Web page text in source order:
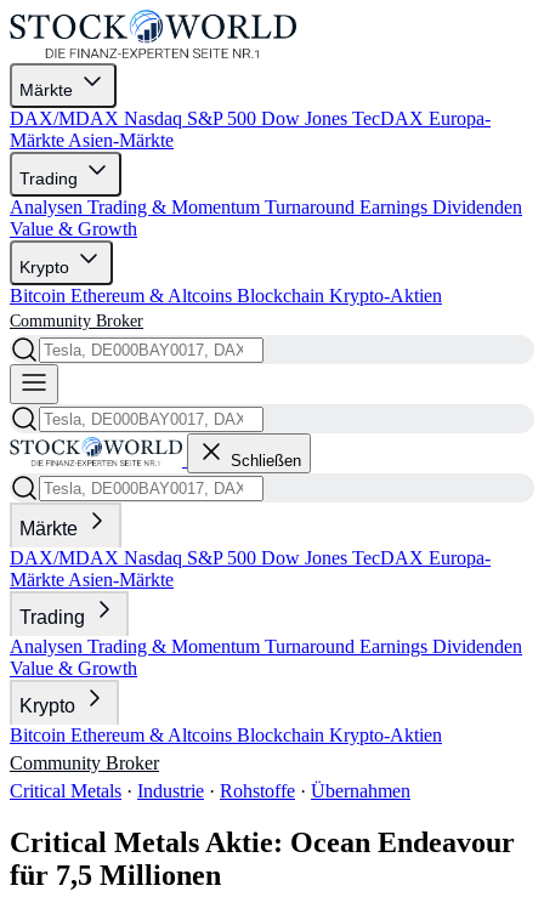
Märkte
DAX/MDAX Nasdaq S&P 500 Dow Jones TecDAX Europa-
Märkte Asien-Märkte
Trading
Analysen Trading & Momentum Turnaround Earnings Dividenden
Value & Growth
Krypto
Bitcoin Ethereum & Altcoins Blockchain Krypto-Aktien
Community Broker
Schließen
Märkte
DAX/MDAX Nasdaq S&P 500 Dow Jones TecDAX Europa-
Märkte Asien-Märkte
Trading
Analysen Trading & Momentum Turnaround Earnings Dividenden
Value & Growth
Krypto
Bitcoin Ethereum & Altcoins Blockchain Krypto-Aktien
Community Broker
Critical Metals · Industrie · Rohstoffe · Übernahmen
Critical Metals Aktie: Ocean Endeavour
für 7,5 Millionen